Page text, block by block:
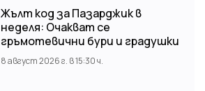
Жълт код за Пазарджик в
неделя: Очакват се
гръмотевични бури и градушки
8 август 2026 г. в 15:30 ч.